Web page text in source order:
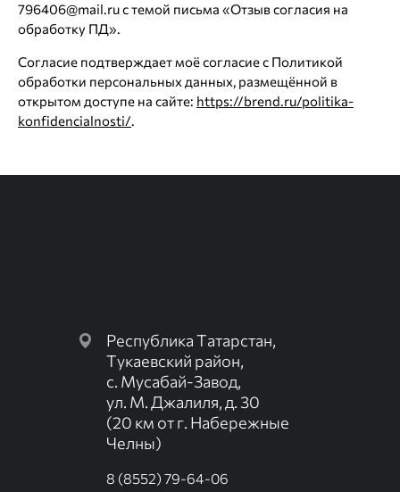
796406@mail.ru с темой письма «Отзыв согласия на
обработку ПД».
Согласие подтверждает моё согласие с Политикой
обработки персональных данных, размещённой в
открытом доступе на сайте: https://brend.ru/politika-
konfidencialnosti/.
Республика Татарстан,
Тукаевский район,
с. Мусабай-Завод,
ул. М. Джалиля, д. 30
(20 км от г. Набережные
Челны)
8 (8552) 79-64-06